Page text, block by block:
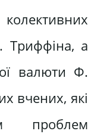
а
валюти Ф.
вчених, які
проблем